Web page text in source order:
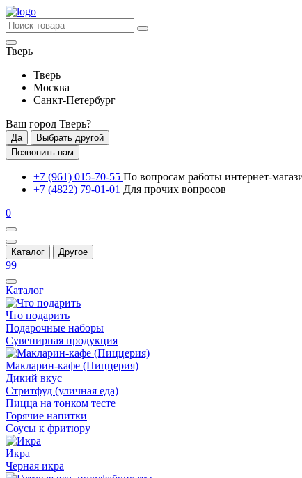
Тверь
Тверь
Москва
Санкт-Петербург
Ваш город Тверь?
Да
Выбрать другой
Позвонить нам
+7 (961) 015-70-55 По вопросам работы интернет-
+7 (4822) 79-01-01 Для прочих вопросов
0
Каталог Другое
99
Каталог
Что подарить
Подарочные наборы
Сувенирная продукция
Макларин-кафе (Пиццерия)
Дикий вкус
Стритфуд (уличная еда)
Пицца на тонком тесте
Горячие напитки
Соусы к фритюру
Икра
Черная икра